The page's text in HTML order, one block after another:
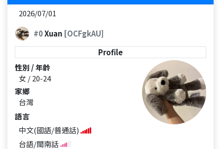
2026/07/01
#0Xuan [OCFgkAU]
Profile
性別 / 年齡
女 / 20-24
家鄉
台灣
語言
中文(國語/普通話)
台語/閩南話